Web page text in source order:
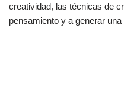
creatividad, las técnicas de
pensamiento y a generar